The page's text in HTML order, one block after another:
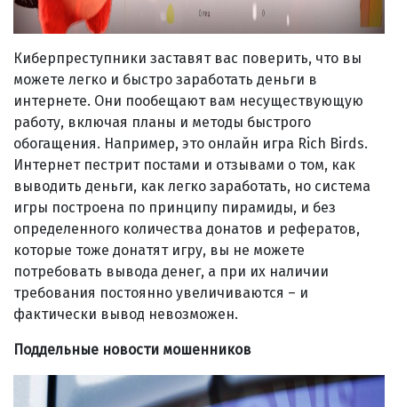
Киберпреступники заставят вас поверить, что вы
можете легко и быстро заработать деньги в
интернете. Они пообещают вам несуществующую
работу, включая планы и методы быстрого
обогащения. Например, это онлайн игра Rich Birds.
Интернет пестрит постами и отзывами о том, как
выводить деньги, как легко заработать, но система
игры построена по принципу пирамиды, и без
определенного количества донатов и рефератов,
которые тоже донатят игру, вы не можете
потребовать вывода денег, а при их наличии
требования постоянно увеличиваются – и
фактически вывод невозможен.
Поддельные новости мошенников